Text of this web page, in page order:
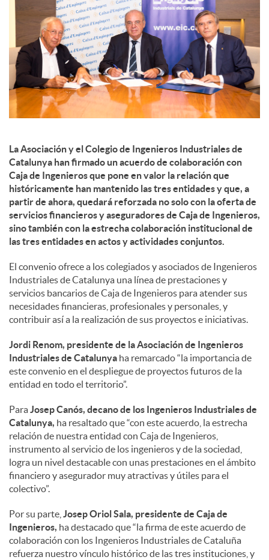
e
d
e
S
o
c
i
a
l
e
s
La Asociación y el Colegio de Ingenieros Industriales de
Catalunya han firmado un acuerdo de colaboración con
Caja de Ingenieros que pone en valor la relación que
históricamente han mantenido las tres entidades y que, a
partir de ahora, quedará reforzada no solo con la oferta de
servicios financieros y aseguradores de Caja de Ingenieros,
sino también con la estrecha colaboración institucional de
las tres entidades en actos y actividades conjuntos.
El convenio ofrece a los colegiados y asociados de Ingenieros
Industriales de Catalunya una línea de prestaciones y
servicios bancarios de Caja de Ingenieros para atender sus
necesidades financieras, profesionales y personales, y
contribuir así a la realización de sus proyectos e iniciativas.
Jordi Renom, presidente de la Asociación de Ingenieros
Industriales de Catalunya ha remarcado “la importancia de
este convenio en el despliegue de proyectos futuros de la
entidad en todo el territorio”.
ParaJosep Canós, decano de los Ingenieros Industriales de
Catalunya, ha resaltado que “con este acuerdo, la estrecha
relación de nuestra entidad con Caja de Ingenieros,
instrumento al servicio de los ingenieros y de la sociedad,
logra un nivel destacable con unas prestaciones en el ámbito
financiero y asegurador muy atractivas y útiles para el
colectivo”.
Por su parte, Josep Oriol Sala, presidente de Caja de
Ingenieros, ha destacado que “la firma de este acuerdo de
colaboración con los Ingenieros Industriales de Cataluña
refuerza nuestro vínculo histórico de las tres instituciones, y